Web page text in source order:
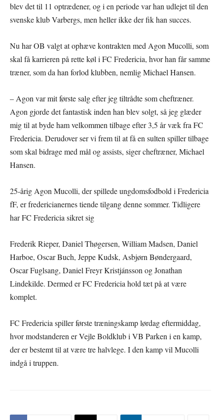
blev det til 11 optrædener, og i en periode var han udlejet til den
svenske klub Varbergs, men heller ikke der fik han succes.
Nu har OB valgt at ophæve kontrakten med Agon Mucolli, som
skal få karrieren på rette køl i FC Fredericia, hvor han får samme
træner, som da han forlod klubben, nemlig Michael Hansen.
– Agon var mit første salg efter jeg tiltrådte som cheftræner.
Agon gjorde det fantastisk inden han blev solgt, så jeg glæder
mig til at byde ham velkommen tilbage efter 3,5 år væk fra FC
Fredericia. Derudover ser vi frem til at få en sulten spiller tilbage
som skal bidrage med mål og assists, siger cheftræner, Michael
Hansen.
25-årig Agon Mucolli, der spillede ungdomsfodbold i Fredericia
fF, er fredericianernes tiende tilgang denne sommer. Tidligere
har FC Fredericia sikret sig
Frederik Rieper, Daniel Thøgersen, William Madsen, Daniel
Harboe, Oscar Buch, Jeppe Kudsk, Asbjørn Bøndergaard,
Oscar Fuglsang, Daniel Freyr Kristjánsson og Jonathan
Lindekilde. Dermed er FC Fredericia hold tæt på at være
komplet.
FC Fredericia spiller første træningskamp lørdag eftermiddag,
hvor modstanderen er Vejle Boldklub i VB Parken i en kamp,
der er bestemt til at være tre halvlege. I den kamp vil Mucolli
indgå i truppen.